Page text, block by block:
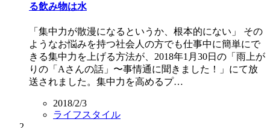
る飲み物は水
「集中力が散漫になるというか、根本的にない」 その
ようなお悩みを持つ社会人の方でも仕事中に簡単にで
きる集中力を上げる方法が、2018年1月30日の「雨上が
りの「Aさんの話」〜事情通に聞きました！」にて放
送されました。集中力を高めるプ…
2018/2/3
ライフスタイル